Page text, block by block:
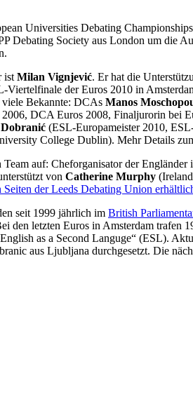
Universities Debating
Debating Society aus London um die
ist Milan Vignjević. Er hat die
der Euros 2010 in
Bekannte: DCAs Manos
DCA Euros 2008, Finaljurorin bei
(ESL-Europameister 2010,
College Dublin). Mehr Details
auf: Cheforganisator der Engländer
von Catherine Murphy
der Leeds Debating Union
seit 1999 jährlich im British
den letzten Euros in Amsterdam trafen
as a Second Languge“ (ESL).
aus Ljubljana durchgesetzt. Die